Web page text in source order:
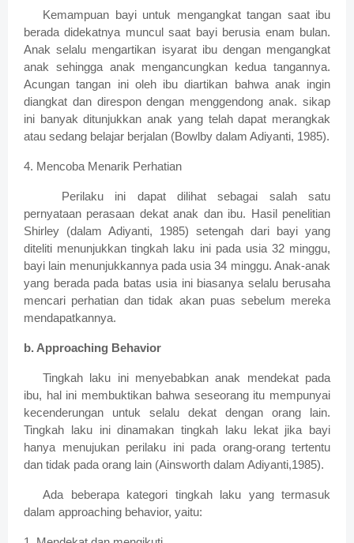
Kemampuan bayi untuk mengangkat tangan saat ibu
berada didekatnya muncul saat bayi berusia enam bulan.
Anak selalu mengartikan isyarat ibu dengan mengangkat
anak sehingga anak mengancungkan kedua tangannya.
Acungan tangan ini oleh ibu diartikan bahwa anak ingin
diangkat dan direspon dengan menggendong anak. sikap
ini banyak ditunjukkan anak yang telah dapat merangkak
atau sedang belajar berjalan (Bowlby dalam Adiyanti, 1985).
4. Mencoba Menarik Perhatian
Perilaku ini dapat dilihat sebagai salah satu
pernyataan perasaan dekat anak dan ibu. Hasil penelitian
Shirley (dalam Adiyanti, 1985) setengah dari bayi yang
diteliti menunjukkan tingkah laku ini pada usia 32 minggu,
bayi lain menunjukkannya pada usia 34 minggu. Anak-anak
yang berada pada batas usia ini biasanya selalu berusaha
mencari perhatian dan tidak akan puas sebelum mereka
mendapatkannya.
b. Approaching Behavior
Tingkah laku ini menyebabkan anak mendekat pada
ibu, hal ini membuktikan bahwa seseorang itu mempunyai
kecenderungan untuk selalu dekat dengan orang lain.
Tingkah laku ini dinamakan tingkah laku lekat jika bayi
hanya menujukan perilaku ini pada orang-orang tertentu
dan tidak pada orang lain (Ainsworth dalam Adiyanti,1985).
Ada beberapa kategori tingkah laku yang termasuk
dalam approaching behavior, yaitu: